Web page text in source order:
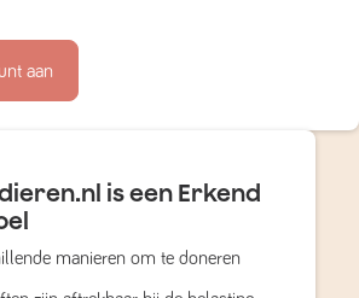
aan
is een Erkend
manieren om te doneren